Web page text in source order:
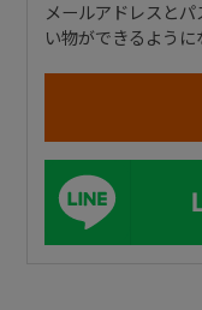
メールアドレスと
い物ができるように